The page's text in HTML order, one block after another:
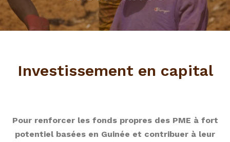
Investissement en capital
Pour renforcer les fonds propres des PME à fort
potentiel basées en Guinée et contribuer à leur